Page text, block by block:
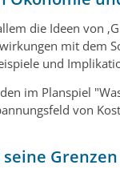
die Ideen von
mit dem
und
im Planspiel
von
Grenzen